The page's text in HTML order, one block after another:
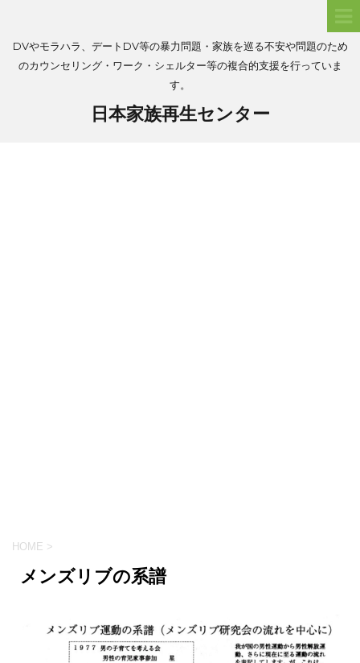
DVやモラハラ、デートDV等の暴力問題・家族を巡る不安や問題のため
のカウンセリング・ワーク・シェルター等の複合的支援を行っていま
す。
日本家族再生センター
HOME >
メンズリブの系譜